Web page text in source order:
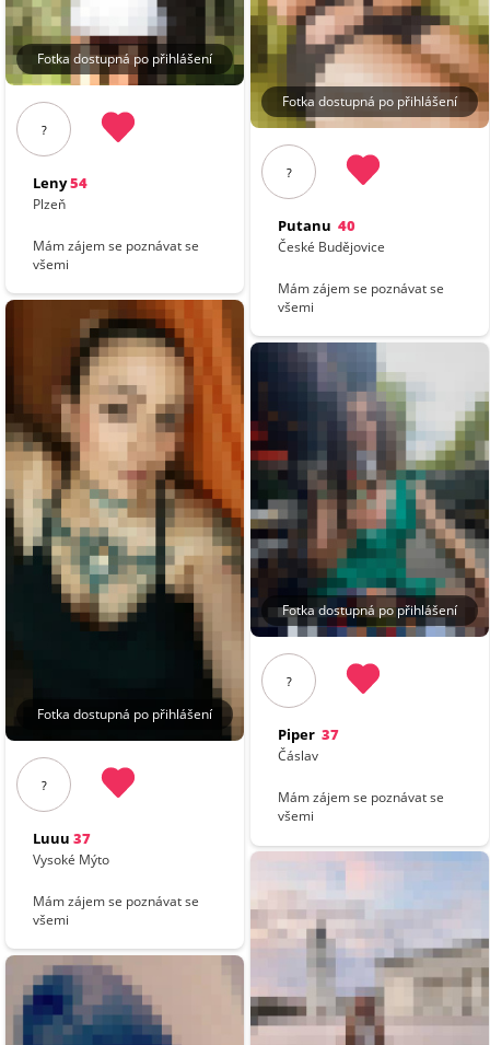
Fotka dostupná po přihlášení
?
Leny54
Plzeň
Mám zájem se poznávat se
všemi
Fotka dostupná po přihlášení
?
Luuu 37
Vysoké Mýto
Mám zájem se poznávat se
všemi
Fotka dostupná po přihlášení
?
Putanu 40
České Budějovice
Mám zájem se poznávat se
všemi
Fotka dostupná po přihlášení
?
Piper 37
Čáslav
Mám zájem se poznávat se
všemi